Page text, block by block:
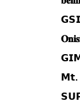
𝗚𝗦𝗜